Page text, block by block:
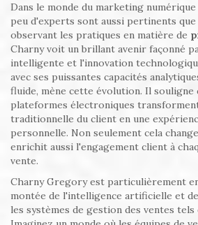
Dans le monde du marketing
peu d'experts sont aussi pertinents
observant les pratiques en matière de
Charny voit un brillant avenir façonné
intelligente et l'innovation
avec ses puissantes capacités
fluide, mène cette évolution. Il souligne
plateformes électroniques
traditionnelle du client en une
personnelle. Non seulement cela
enrichit aussi l'engagement client à
vente.
Charny Gregory est particulièrement
montée de l'intelligence artificielle et
les systèmes de gestion des ventes tels